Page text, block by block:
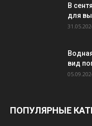
В
для
вид
ПОПУЛЯРНЫЕ